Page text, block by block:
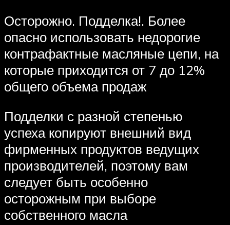
Осторожно. Подделка!. Более
опасно использовать недорогие
контрафактные масляные цепи, на
которые приходится от 7 до 12%
общего объема продаж
Подделки с разной степенью
успеха копируют внешний вид
фирменных продуктов ведущих
производителей, поэтому вам
следует быть особенно
осторожным при выборе
собственного масла